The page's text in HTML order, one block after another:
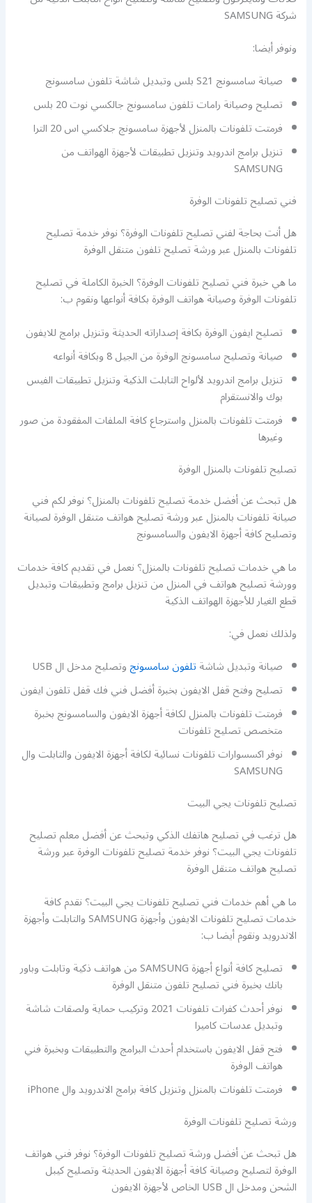
شركة SAMSUNG
ونوفر أيضا:
صيانة سامسونج S21 بلس وتبديل شاشة تلفون سامسونج
تصليح وصيانة رامات تلفون سامسونج جالكسي نوت 20 بلس
فرمتت تلفونات بالمنزل لأجهزة سامسونج جلاكسي اس 20 الترا
تنزيل برامج اندرويد وتنزيل تطبيقات لأجهزة الهواتف من
SAMSUNG
فني تصليح تلفونات الوفرة
هل أنت بحاجة لفني تصليح تلفونات الوفرة؟ نوفر خدمة تصليح
تلفونات بالمنزل عبر ورشة تصليح تلفون متنقل الوفرة
ما هي خبرة فني تصليح تلفونات الوفرة؟ الخبرة الكاملة في تصليح
تلفونات الوفرة وصيانة هواتف الوفرة بكافة أنواعها ونقوم ب:
تصليح ايفون الوفرة بكافة إصداراته الحديثة وتنزيل برامج للايفون
صيانة وتصليح سامسونج الوفرة من الجيل 8 وبكافة أنواعه
تنزيل برامج اندرويد لألواح التابلت الذكية وتنزيل تطبيقات الفيس
بوك والانستقرام
فرمتت تلفونات بالمنزل واسترجاع كافة الملفات المفقودة من صور
وغيرها
تصليح تلفونات بالمنزل الوفرة
هل تبحث عن أفضل خدمة تصليح تلفونات بالمنزل؟ نوفر لكم فني
صيانة تلفونات بالمنزل عبر ورشة تصليح هواتف متنقل الوفرة لصيانة
وتصليح كافة أجهزة الايفون والسامسونج
ما هي خدمات تصليح تلفونات بالمنزل؟ نعمل في تقديم كافة خدمات
وورشة تصليح هواتف في المنزل من تنزيل برامج وتطبيقات وتبديل
قطع الغيار للأجهزة الهواتف الذكية
ولذلك نعمل في:
صيانة وتبديل شاشةتلفون سامسونجوتصليح مدخل ال USB
تصليح وفتح قفل الايفون بخبرة أفضل فني فك قفل تلفون ايفون
فرمتت تلفونات بالمنزل لكافة أجهزة الايفون والسامسونج بخبرة
متخصص تصليح تلفونات
نوفر اكسسوارات تلفونات نسائية لكافة أجهزة الايفون والتابلت وال
SAMSUNG
تصليح تلفونات يجي البيت
هل ترغب في تصليح هاتفك الذكي وتبحث عن أفضل معلم تصليح
تلفونات يجي البيت؟ نوفر خدمة تصليح تلفونات الوفرة عبر ورشة
تصليح هواتف متنقل الوفرة
ما هي أهم خدمات فني تصليح تلفونات يجي البيت؟ نقدم كافة
خدمات تصليح تلفونات الايفون وأجهزة SAMSUNG والتابلت وأجهزة
الاندرويد ونقوم أيضا ب:
تصليح كافة أنواع أجهزة SAMSUNG من هواتف ذكية وتابلت وباور
بانك بخبرة فني تصليح تلفون متنقل الوفرة
نوفر أحدث كفرات تلفونات 2021 وتركيب حماية ولصقات شاشة
وتبديل عدسات كاميرا
فتح قفل الايفون باستخدام أحدث البرامج والتطبيقات وبخبرة فني
هواتف الوفرة
فرمتت تلفونات بالمنزل وتنزيل كافة برامج الاندرويد وال iPhone
ورشة تصليح تلفونات الوفرة
هل تبحث عن أفضل ورشة تصليح تلفونات الوفرة؟ نوفر فني هواتف
الوفرة لتصليح وصيانة كافة أجهزة الايفون الحديثة وتصليح كيبل
الشحن ومدخل ال USB الخاص لأجهزة الايفون